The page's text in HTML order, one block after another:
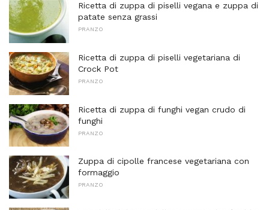
Ricetta di zuppa di piselli vegana e zuppa di
patate senza grassi
PRANZO
Ricetta di zuppa di piselli vegetariana di
Crock Pot
PRANZO
Ricetta di zuppa di funghi vegan crudo di
funghi
PRANZO
Zuppa di cipolle francese vegetariana con
formaggio
PRANZO